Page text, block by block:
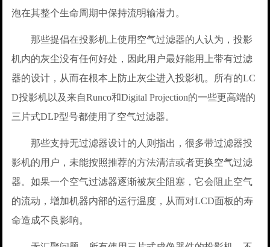
泡在其整个生命周期中保持流明输潜力。
那些提倡在投影机上使用空气过滤器的人认为，投影
机内的灰尘没有任何好处，因此用户最好能用上带有过滤
器的设计，从而在根本上防止灰尘进入投影机。所有的LC
D投影机以及来自Runco和Digital Projection的一些更高端的
三片式DLP型号都使用了空气过滤器。
那些支持无过滤器设计的人则指出，很多带过滤器投
影机的用户，未能按照推荐的方法清洁或者更换空气过滤
器。如果一个空气过滤器逐渐被灰尘阻塞，它会阻止空气
的流动，增加机器内部的运行温度，从而对LCD面板的寿
命造成不良影响。